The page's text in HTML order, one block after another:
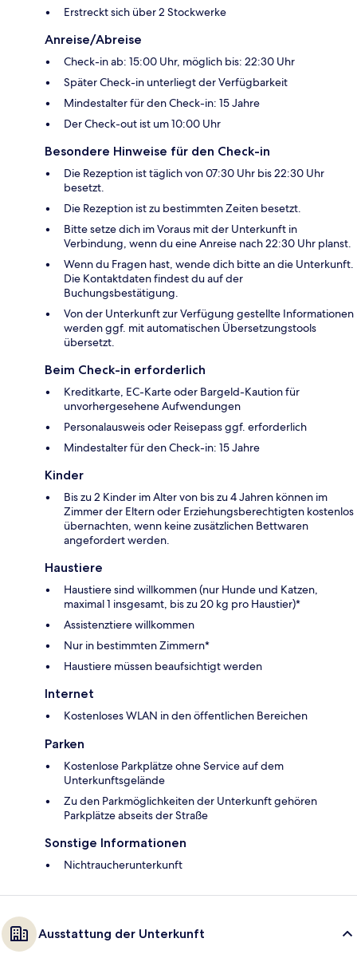
Erstreckt sich über 2 Stockwerke
Anreise/Abreise
Check-in ab: 15:00 Uhr, möglich bis: 22:30 Uhr
Später Check-in unterliegt der Verfügbarkeit
Mindestalter für den Check-in: 15 Jahre
Der Check-out ist um 10:00 Uhr
Besondere Hinweise für den Check-in
Die Rezeption ist täglich von 07:30 Uhr bis 22:30 Uhr
besetzt.
Die Rezeption ist zu bestimmten Zeiten besetzt.
Bitte setze dich im Voraus mit der Unterkunft in
Verbindung, wenn du eine Anreise nach 22:30 Uhr planst.
Wenn du Fragen hast, wende dich bitte an die Unterkunft.
Die Kontaktdaten findest du auf der
Buchungsbestätigung.
Von der Unterkunft zur Verfügung gestellte Informationen
werden ggf. mit automatischen Übersetzungstools
übersetzt.
Beim Check-in erforderlich
Kreditkarte, EC-Karte oder Bargeld-Kaution für
unvorhergesehene Aufwendungen
Personalausweis oder Reisepass ggf. erforderlich
Mindestalter für den Check-in: 15 Jahre
Kinder
Bis zu 2 Kinder im Alter von bis zu 4 Jahren können im
Zimmer der Eltern oder Erziehungsberechtigten kostenlos
übernachten, wenn keine zusätzlichen Bettwaren
angefordert werden.
Haustiere
Haustiere sind willkommen (nur Hunde und Katzen,
maximal 1 insgesamt, bis zu 20 kg pro Haustier)*
Assistenztiere willkommen
Nur in bestimmten Zimmern*
Haustiere müssen beaufsichtigt werden
Internet
Kostenloses WLAN in den öffentlichen Bereichen
Parken
Kostenlose Parkplätze ohne Service auf dem
Unterkunftsgelände
Zu den Parkmöglichkeiten der Unterkunft gehören
Parkplätze abseits der Straße
Sonstige Informationen
Nichtraucherunterkunft
Ausstattung der Unterkunft